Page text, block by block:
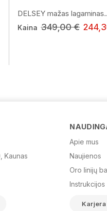
DELSEY mažas
Kaina 349,00 €
Kaunas
Apie mus
Naujienos
Oro linijų
Instrukcijos
Karjera